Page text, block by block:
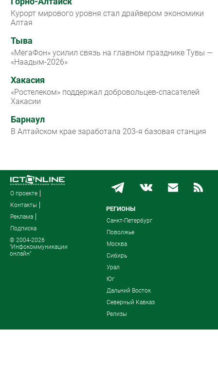
Курорт мирового уровня стал драйвером экономики
Алтая
Тыва
«МегаФон» усилил связь на главном празднике Тувы —
«Наадым-2026»
Хакасия
«Ростелеком» поддержал добровольцев-спасателей
Хакасии
Барнаул
В Алтайском крае заработала 203-я базовая станция
О проекте
Контакты
Реклама
Подписка
© 2004-2026
"Инфокоммуникации
онлайн"
РЕГИОНЫ
Санкт-Петербург
Поволжье
Москва
Сибирь
Урал
Юг
Дальний Восток
Северный Кавказ
Релизы